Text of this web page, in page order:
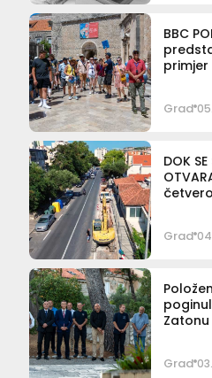
BBC
Grad
DOK SE
Grad
Zatonu
Grad